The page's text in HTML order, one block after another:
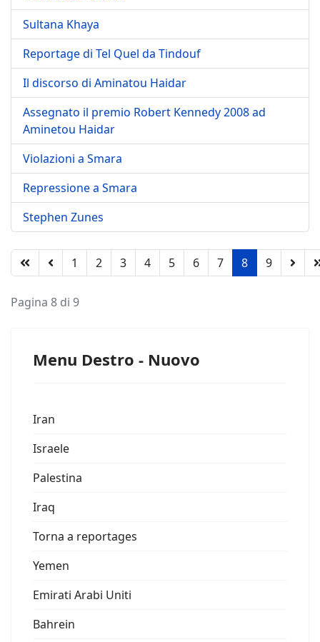
Sultana Khaya
Reportage di Tel Quel da Tindouf
Il discorso di Aminatou Haidar
Assegnato il premio Robert Kennedy 2008 ad
Aminetou Haidar
Violazioni a Smara
Repressione a Smara
Stephen Zunes
1 2 3 4 5 6 7 8 9
Pagina 8 di 9
Menu Destro - Nuovo
Iran
Israele
Palestina
Iraq
Torna a reportages
Yemen
Emirati Arabi Uniti
Bahrein